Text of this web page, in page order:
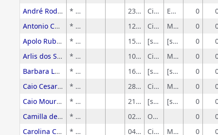
André Rodrigues Rosale
* Sem rótulo 23/04/2020 Ciências Humanas Educação 0
Antonio Cesar Pinheiro
* Sem rótulo 12/01/2026 Ciências Exatas e da Terra Matemática 0
Apolo Rubens de Camargo
* Sem rótulo 15/09/2024 [sem-grandeArea] [sem-area] 0
Arlis dos Santos Amorim
* Sem rótulo 10/12/2023 Ciências Exatas e da Terra Matemática 0
Barbara Longo Amaral
* Sem rótulo 16/08/2017 [sem-grandeArea] [sem-area] 0
Caio Cesar Santos Diniz
* Sem rótulo 28/07/2016 Ciências Exatas e da Terra Matemática 0
Caio Moura Quina
* Sem rótulo 21/12/2017 [sem-grandeArea] [sem-area] 0
Camilla de Sylos Moreno
* Sem rótulo 02/06/2012 Outros. 0
Carolina Cavalheiro Crittelli
* Sem rótulo 04/09/2013 Ciências Exatas e da Terra Matemática 0